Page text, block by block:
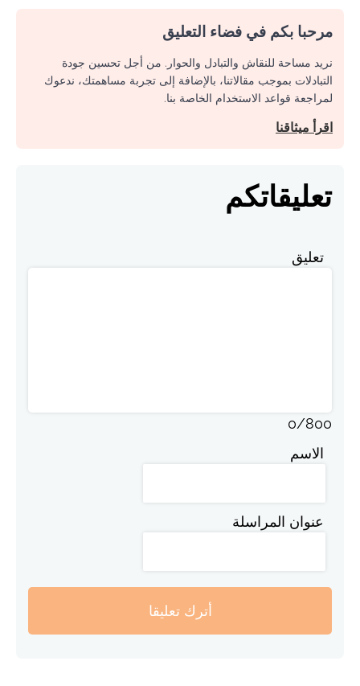
مرحبا بكم في فضاء التعليق
نريد مساحة للنقاش والتبادل والحوار. من أجل تحسين جودة
التبادلات بموجب مقالاتنا، بالإضافة إلى تجربة مساهمتك، ندعوك
لمراجعة قواعد الاستخدام الخاصة بنا.
اقرأ ميثاقنا
تعليقاتكم
تعليق
0/800
الاسم
عنوان المراسلة
أترك تعليقا